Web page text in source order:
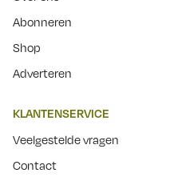
Abonneren
Shop
Adverteren
KLANTENSERVICE
Veelgestelde vragen
Contact